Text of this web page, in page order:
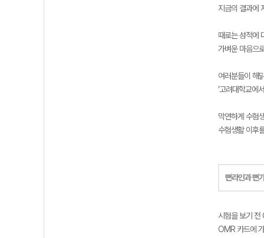
지금의 결과에
때로는 성적에
가벼운 마음으
여러분들이 해
‘고려대학교에
막연하게 수험
수험생활 이후
뻔라인과 뻔
시험을 보기 전
OMR 카드에